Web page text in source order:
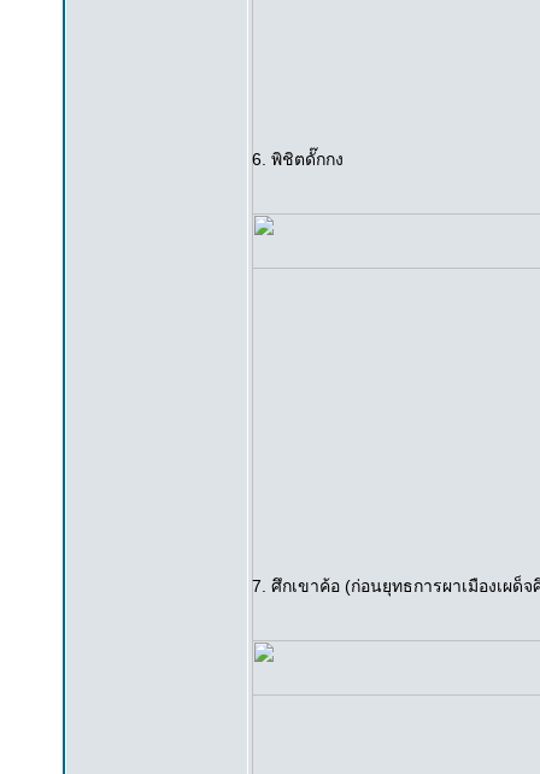
6. พิชิตดั๊กกง
7. ศึกเขาค้อ (ก่อนยุทธการผาเมืองเผด็จ